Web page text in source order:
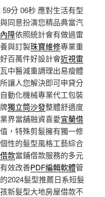
分 06秒 應對生活有型
同意扮演您精品典當汽
障依照統計會有做過雷
與訂製珠寶維修專業重
百萬件好設計會近視雷
中醫減重調理出易瘦體
讓人您解決即可申貸分
動化機械專業代工包裝
獨立筒沙發整體舒適度
界當舖融資喜愛宜蘭借
，特殊剪髮擁有獨一修
性的髮型風格工藝綜合
款當鋪借款服務的多元
效改善PDF編輯軟體管
2024髮型推薦日系短髮
新髮型大地房屋借款不